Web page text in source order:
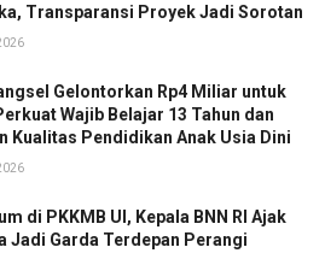
Transparansi Proyek Jadi Sorotan
Gelontorkan Rp4 Miliar untuk
Wajib Belajar 13 Tahun dan
Kualitas Pendidikan Anak Usia Dini
di PKKMB UI, Kepala BNN RI Ajak
Jadi Garda Terdepan Perangi